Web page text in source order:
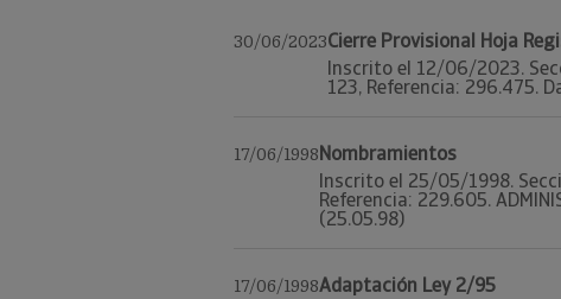
30/06/2023Cierre Provisional Hoja
Inscrito el 12/06/2023.
123, Referencia: 296.475.
17/06/1998Nombramientos
Inscrito el 25/05/1998.
Referencia: 229.605.
(25.05.98)
17/06/1998Adaptación Ley 2/95